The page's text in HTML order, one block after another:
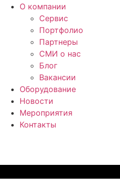
О компании
Сервис
Портфолио
Партнеры
СМИ о нас
Блог
Вакансии
Оборудование
Новости
Мероприятия
Контакты